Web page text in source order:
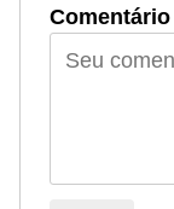
Comentário